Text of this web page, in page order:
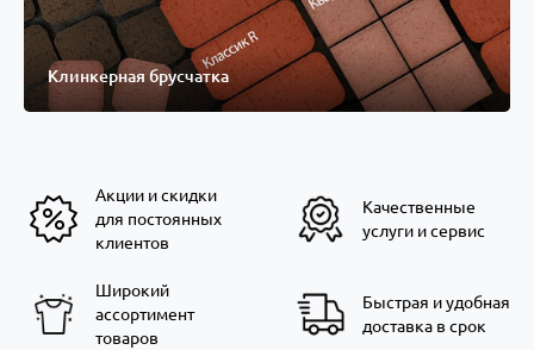
Клинкерная брусчатка
Акции и скидки
для постоянных
клиентов
Качественные
услуги и сервис
Широкий
ассортимент
товаров
Быстрая и удобная
доставка в срок